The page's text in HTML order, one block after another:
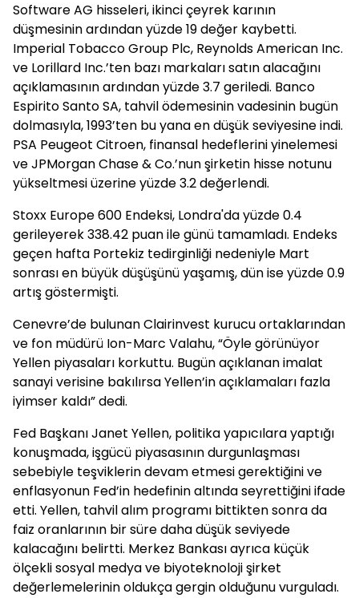
Software AG hisseleri, ikinci çeyrek karının
düşmesinin ardından yüzde 19 değer kaybetti.
Imperial Tobacco Group Plc, Reynolds American Inc.
ve Lorillard Inc.’ten bazı markaları satın alacağını
açıklamasının ardından yüzde 3.7 geriledi. Banco
Espirito Santo SA, tahvil ödemesinin vadesinin bugün
dolmasıyla, 1993’ten bu yana en düşük seviyesine indi.
PSA Peugeot Citroen, finansal hedeflerini yinelemesi
ve JPMorgan Chase & Co.’nun şirketin hisse notunu
yükseltmesi üzerine yüzde 3.2 değerlendi.
Stoxx Europe 600 Endeksi, Londra'da yüzde 0.4
gerileyerek 338.42 puan ile günü tamamladı. Endeks
geçen hafta Portekiz tedirginliği nedeniyle Mart
sonrası en büyük düşüşünü yaşamış, dün ise yüzde 0.9
artış göstermişti.
Cenevre’de bulunan Clairinvest kurucu ortaklarından
ve fon müdürü Ion-Marc Valahu, “Öyle görünüyor
Yellen piyasaları korkuttu. Bugün açıklanan imalat
sanayi verisine bakılırsa Yellen’in açıklamaları fazla
iyimser kaldı” dedi.
Fed Başkanı Janet Yellen, politika yapıcılara yaptığı
konuşmada, işgücü piyasasının durgunlaşması
sebebiyle teşviklerin devam etmesi gerektiğini ve
enflasyonun Fed’in hedefinin altında seyrettiğini ifade
etti. Yellen, tahvil alım programı bittikten sonra da
faiz oranlarının bir süre daha düşük seviyede
kalacağını belirtti. Merkez Bankası ayrıca küçük
ölçekli sosyal medya ve biyoteknoloji şirket
değerlemelerinin oldukça gergin olduğunu vurguladı.